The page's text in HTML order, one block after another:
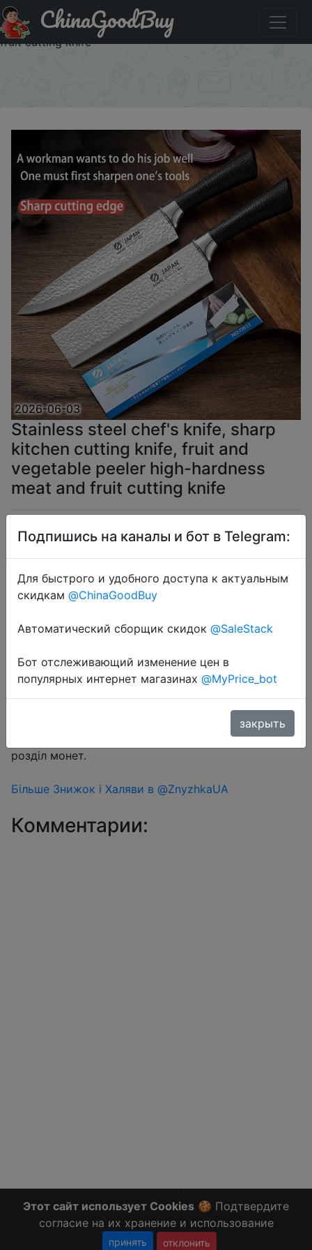
Купить: Stainless steel chef's knife, sharp kitchen cutting
knife, fruit and vegetable peeler high-hardness meat and
fruit cutting knife
ChinaGoodBuy
2026-06-03
Stainless steel chef's knife, sharp
kitchen cutting knife, fruit and
vegetable peeler high-hardness
meat and fruit cutting knife
$3.8
Coins
Перейти в магазин
Знижка монетками 123-126 Coins у додатку через
розділ монет.
Більше Знижок і Халяви в @ZnyzhkaUA
Комментарии:
Этот сайт использует Cookies 🍪 Подтвердите
согласие на их хранение и использование
принять отклонить
Подпишись на каналы и бот в Telegram:
Для быстрого и удобного доступа к актуальным
скидкам @ChinaGoodBuy
Автоматический сборщик скидок @SaleStack
Бот отслеживающий изменение цен в
популярных интернет магазинах @MyPrice_bot
закрыть